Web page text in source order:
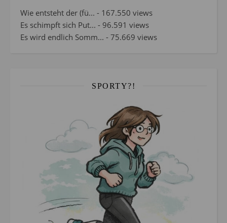
Wie entsteht der (fü... - 167.550 views
Es schimpft sich Put... - 96.591 views
Es wird endlich Somm... - 75.669 views
SPORTY?!